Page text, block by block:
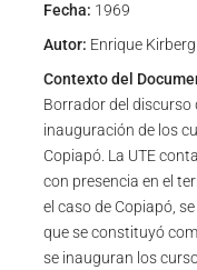
Fecha: 1969
Autor: Enrique Kirberg
Contexto del
Borrador del discurso
inauguración de los
Copiapó. La UTE
con presencia en el
el caso de Copiapó,
que se constituyó
se inauguran los